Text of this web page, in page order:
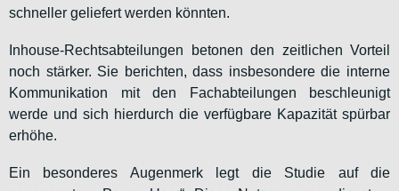
schneller geliefert werden könnten.
Inhouse-Rechtsabteilungen betonen den zeitlichen Vorteil
noch stärker. Sie berichten, dass insbesondere die interne
Kommunikation mit den Fachabteilungen beschleunigt
werde und sich hierdurch die verfügbare Kapazität spürbar
erhöhe.
Ein besonderes Augenmerk legt die Studie auf die